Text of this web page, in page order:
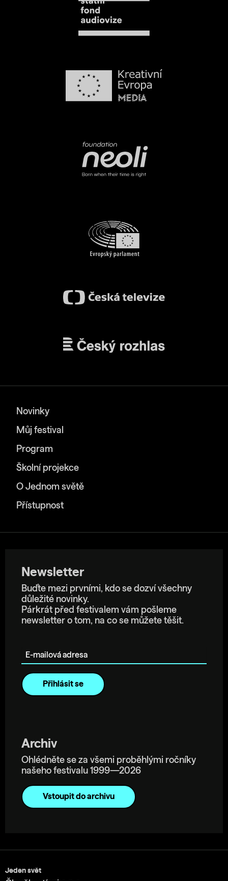
Novinky
Můj festival
Program
Školní projekce
O Jednom světě
Přístupnost
Newsletter
Buďte mezi prvními, kdo se dozví všechny
důležité novinky.
Párkrát před festivalem vám pošleme
newsletter o tom, na co se můžete těšit.
Archiv
Ohlédněte se za všemi proběhlými ročníky
našeho festivalu 1999—2026
Vstoupit do archivu
Jeden svět